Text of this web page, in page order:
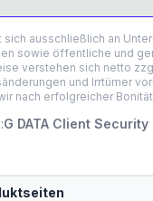
ausschließlich an
sowie öffentliche und
verstehen sich netto
und Irrtümer
nach erfolgreicher
G DATA Client Security